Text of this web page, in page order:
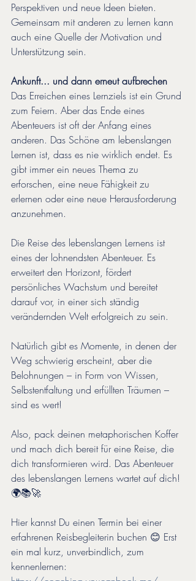
Perspektiven und neue Ideen bieten.
Gemeinsam mit anderen zu lernen kann
auch eine Quelle der Motivation und
Unterstützung sein.
Ankunft... und dann erneut aufbrechen
Das Erreichen eines Lernziels ist ein Grund
zum Feiern. Aber das Ende eines
Abenteuers ist oft der Anfang eines
anderen. Das Schöne am lebenslangen
Lernen ist, dass es nie wirklich endet. Es
gibt immer ein neues Thema zu
erforschen, eine neue Fähigkeit zu
erlernen oder eine neue Herausforderung
anzunehmen.
Die Reise des lebenslangen Lernens ist
eines der lohnendsten Abenteuer. Es
erweitert den Horizont, fördert
persönliches Wachstum und bereitet
darauf vor, in einer sich ständig
verändernden Welt erfolgreich zu sein.
Natürlich gibt es Momente, in denen der
Weg schwierig erscheint, aber die
Belohnungen – in Form von Wissen,
Selbstentfaltung und erfüllten Träumen –
sind es wert!
Also, pack deinen metaphorischen Koffer
und mach dich bereit für eine Reise, die
dich transformieren wird. Das Abenteuer
des lebenslangen Lernens wartet auf dich!
🌍📚🚀
Hier kannst Du einen Termin bei einer
erfahrenen Reisbegleiterin buchen 😊 Erst
ein mal kurz, unverbindlich, zum
kennenlernen: